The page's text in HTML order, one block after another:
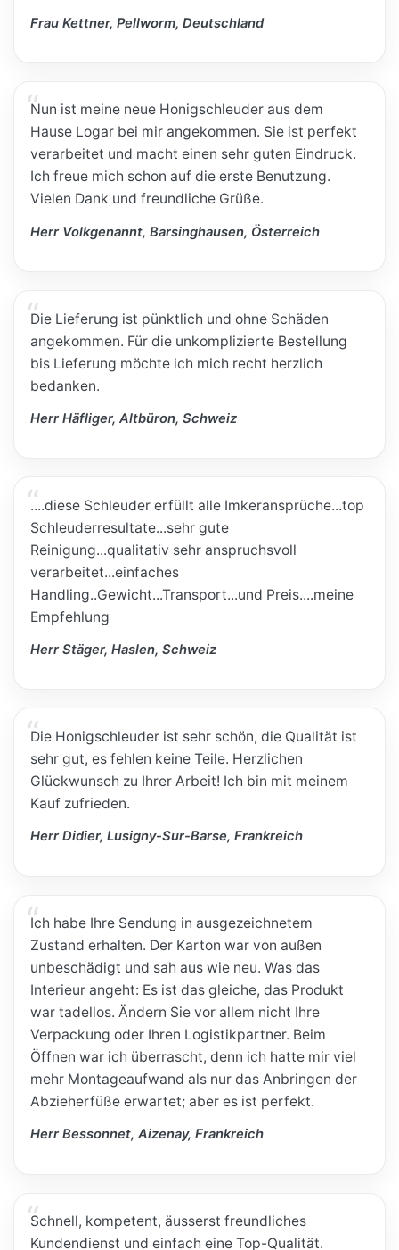
Frau Kettner, Pellworm, Deutschland
Nun ist meine neue Honigschleuder aus dem
Hause Logar bei mir angekommen. Sie ist perfekt
verarbeitet und macht einen sehr guten Eindruck.
Ich freue mich schon auf die erste Benutzung.
Vielen Dank und freundliche Grüße.
Herr Volkgenannt, Barsinghausen, Österreich
Die Lieferung ist pünktlich und ohne Schäden
angekommen. Für die unkomplizierte Bestellung
bis Lieferung möchte ich mich recht herzlich
bedanken.
Herr Häfliger, Altbüron, Schweiz
....diese Schleuder erfüllt alle Imkeransprüche...top
Schleuderresultate...sehr gute
Reinigung...qualitativ sehr anspruchsvoll
verarbeitet...einfaches
Handling..Gewicht...Transport...und Preis....meine
Empfehlung
Herr Stäger, Haslen, Schweiz
Die Honigschleuder ist sehr schön, die Qualität ist
sehr gut, es fehlen keine Teile. Herzlichen
Glückwunsch zu Ihrer Arbeit! Ich bin mit meinem
Kauf zufrieden.
Herr Didier, Lusigny-Sur-Barse, Frankreich
Ich habe Ihre Sendung in ausgezeichnetem
Zustand erhalten. Der Karton war von außen
unbeschädigt und sah aus wie neu. Was das
Interieur angeht: Es ist das gleiche, das Produkt
war tadellos. Ändern Sie vor allem nicht Ihre
Verpackung oder Ihren Logistikpartner. Beim
Öffnen war ich überrascht, denn ich hatte mir viel
mehr Montageaufwand als nur das Anbringen der
Abzieherfüße erwartet; aber es ist perfekt.
Herr Bessonnet, Aizenay, Frankreich
Schnell, kompetent, äusserst freundliches
Kundendienst und einfach eine Top-Qualität.